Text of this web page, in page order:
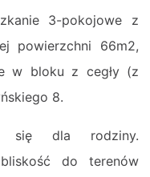
3-pokojowe z
powierzchni 66m2,
w bloku z cegły (z
8.
się dla rodziny.
do terenów